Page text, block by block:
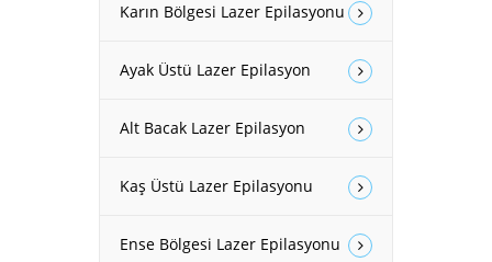
Karın Bölgesi Lazer Epilasyonu
Ayak Üstü Lazer Epilasyon
Alt Bacak Lazer Epilasyon
Kaş Üstü Lazer Epilasyonu
Ense Bölgesi Lazer Epilasyonu